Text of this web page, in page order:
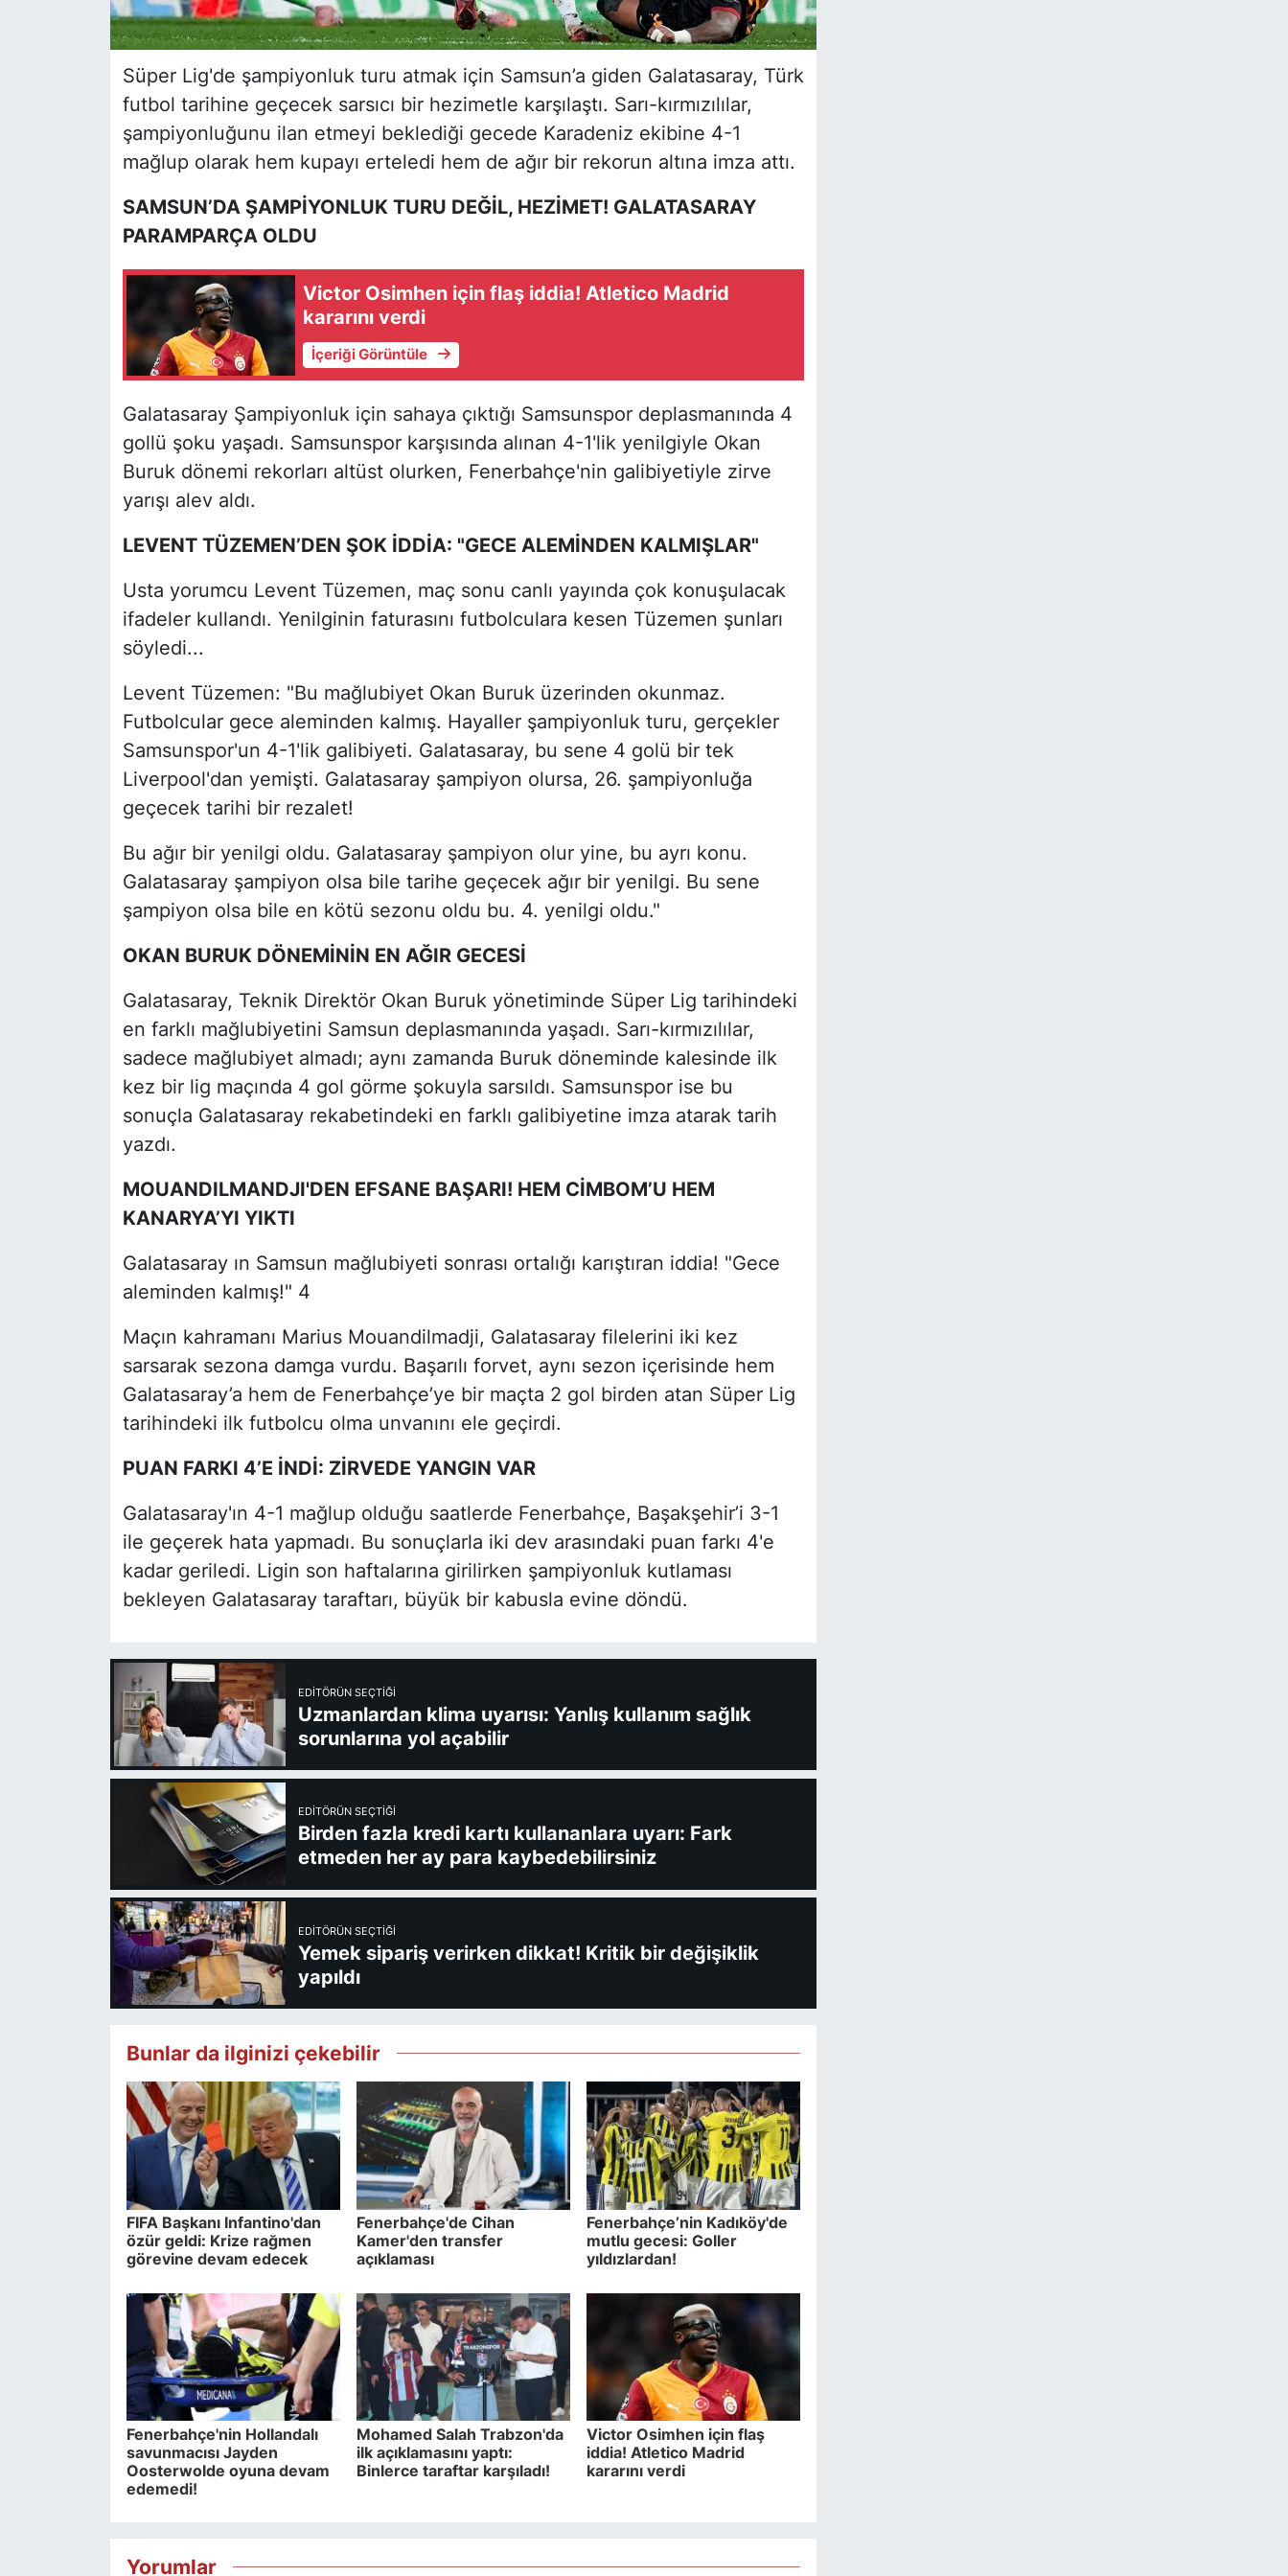
Süper Lig'de şampiyonluk turu atmak için Samsun’a giden Galatasaray, Türk
futbol tarihine geçecek sarsıcı bir hezimetle karşılaştı. Sarı-kırmızılılar,
şampiyonluğunu ilan etmeyi beklediği gecede Karadeniz ekibine 4-1
mağlup olarak hem kupayı erteledi hem de ağır bir rekorun altına imza attı.
SAMSUN’DA ŞAMPİYONLUK TURU DEĞİL, HEZİMET! GALATASARAY
PARAMPARÇA OLDU
Victor Osimhen için flaş iddia! Atletico Madrid
kararını verdi
İçeriği Görüntüle
Galatasaray Şampiyonluk için sahaya çıktığı Samsunspor deplasmanında 4
gollü şoku yaşadı. Samsunspor karşısında alınan 4-1'lik yenilgiyle Okan
Buruk dönemi rekorları altüst olurken, Fenerbahçe'nin galibiyetiyle zirve
yarışı alev aldı.
LEVENT TÜZEMEN’DEN ŞOK İDDİA: "GECE ALEMİNDEN KALMIŞLAR"
Usta yorumcu Levent Tüzemen, maç sonu canlı yayında çok konuşulacak
ifadeler kullandı. Yenilginin faturasını futbolculara kesen Tüzemen şunları
söyledi...
Levent Tüzemen: "Bu mağlubiyet Okan Buruk üzerinden okunmaz.
Futbolcular gece aleminden kalmış. Hayaller şampiyonluk turu, gerçekler
Samsunspor'un 4-1'lik galibiyeti. Galatasaray, bu sene 4 golü bir tek
Liverpool'dan yemişti. Galatasaray şampiyon olursa, 26. şampiyonluğa
geçecek tarihi bir rezalet!
Bu ağır bir yenilgi oldu. Galatasaray şampiyon olur yine, bu ayrı konu.
Galatasaray şampiyon olsa bile tarihe geçecek ağır bir yenilgi. Bu sene
şampiyon olsa bile en kötü sezonu oldu bu. 4. yenilgi oldu."
OKAN BURUK DÖNEMİNİN EN AĞIR GECESİ
Galatasaray, Teknik Direktör Okan Buruk yönetiminde Süper Lig tarihindeki
en farklı mağlubiyetini Samsun deplasmanında yaşadı. Sarı-kırmızılılar,
sadece mağlubiyet almadı; aynı zamanda Buruk döneminde kalesinde ilk
kez bir lig maçında 4 gol görme şokuyla sarsıldı. Samsunspor ise bu
sonuçla Galatasaray rekabetindeki en farklı galibiyetine imza atarak tarih
yazdı.
MOUANDILMANDJI'DEN EFSANE BAŞARI! HEM CİMBOM’U HEM
KANARYA’YI YIKTI
Galatasaray ın Samsun mağlubiyeti sonrası ortalığı karıştıran iddia! "Gece
aleminden kalmış!" 4
Maçın kahramanı Marius Mouandilmadji, Galatasaray filelerini iki kez
sarsarak sezona damga vurdu. Başarılı forvet, aynı sezon içerisinde hem
Galatasaray’a hem de Fenerbahçe’ye bir maçta 2 gol birden atan Süper Lig
tarihindeki ilk futbolcu olma unvanını ele geçirdi.
PUAN FARKI 4’E İNDİ: ZİRVEDE YANGIN VAR
Galatasaray'ın 4-1 mağlup olduğu saatlerde Fenerbahçe, Başakşehir’i 3-1
ile geçerek hata yapmadı. Bu sonuçlarla iki dev arasındaki puan farkı 4'e
kadar geriledi. Ligin son haftalarına girilirken şampiyonluk kutlaması
bekleyen Galatasaray taraftarı, büyük bir kabusla evine döndü.
EDITÖRÜN SEÇTIĞI
Uzmanlardan klima uyarısı: Yanlış kullanım sağlık
sorunlarına yol açabilir
EDITÖRÜN SEÇTIĞI
Birden fazla kredi kartı kullananlara uyarı: Fark
etmeden her ay para kaybedebilirsiniz
EDITÖRÜN SEÇTIĞI
Yemek sipariş verirken dikkat! Kritik bir değişiklik
yapıldı
Bunlar da ilginizi çekebilir
FIFA Başkanı Infantino'dan
özür geldi: Krize rağmen
görevine devam edecek
Fenerbahçe'de Cihan
Kamer'den transfer
açıklaması
Fenerbahçe’nin Kadıköy'de
mutlu gecesi: Goller
yıldızlardan!
Fenerbahçe'nin Hollandalı
savunmacısı Jayden
Oosterwolde oyuna devam
edemedi!
Mohamed Salah Trabzon'da
ilk açıklamasını yaptı:
Binlerce taraftar karşıladı!
Victor Osimhen için flaş
iddia! Atletico Madrid
kararını verdi
Yorumlar